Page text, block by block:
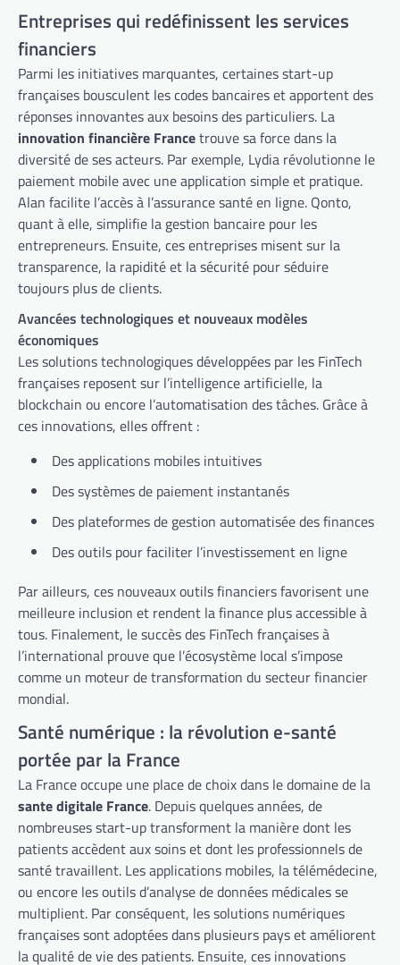
Entreprises qui redéfinissent les services
financiers
Parmi les initiatives marquantes, certaines start-up
françaises bousculent les codes bancaires et apportent des
réponses innovantes aux besoins des particuliers. La
innovation financière Francetrouve sa force dans la
diversité de ses acteurs. Par exemple, Lydia révolutionne le
paiement mobile avec une application simple et pratique.
Alan facilite l’accès à l’assurance santé en ligne. Qonto,
quant à elle, simplifie la gestion bancaire pour les
entrepreneurs. Ensuite, ces entreprises misent sur la
transparence, la rapidité et la sécurité pour séduire
toujours plus de clients.
Avancées technologiques et nouveaux modèles
économiques
Les solutions technologiques développées par les FinTech
françaises reposent sur l’intelligence artificielle, la
blockchain ou encore l’automatisation des tâches. Grâce à
ces innovations, elles offrent :
Des applications mobiles intuitives
Des systèmes de paiement instantanés
Des plateformes de gestion automatisée des finances
Des outils pour faciliter l’investissement en ligne
Par ailleurs, ces nouveaux outils financiers favorisent une
meilleure inclusion et rendent la finance plus accessible à
tous. Finalement, le succès des FinTech françaises à
l’international prouve que l’écosystème local s’impose
comme un moteur de transformation du secteur financier
mondial.
Santé numérique : la révolution e-santé
portée par la France
La France occupe une place de choix dans le domaine de la
sante digitale France. Depuis quelques années, de
nombreuses start-up transforment la manière dont les
patients accèdent aux soins et dont les professionnels de
santé travaillent. Les applications mobiles, la télémédecine,
ou encore les outils d’analyse de données médicales se
multiplient. Par conséquent, les solutions numériques
françaises sont adoptées dans plusieurs pays et améliorent
la qualité de vie des patients. Ensuite, ces innovations